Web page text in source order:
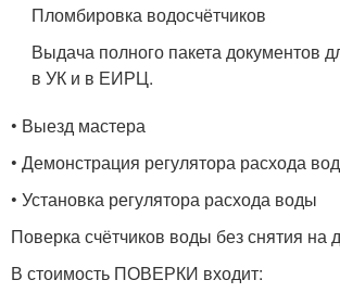
Пломбировка водосчётчиков
Выдача полного пакета документов
в УК и в ЕИРЦ.
• Выезд мастера
• Демонстрация регулятора расхода
• Установка регулятора расхода воды
Поверка счётчиков воды без снятия на
В стоимость ПОВЕРКИ входит: